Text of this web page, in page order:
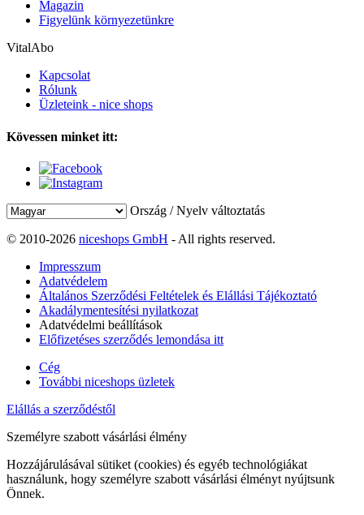
Magazin
Figyelünk környezetünkre
VitalAbo
Kapcsolat
Rólunk
Üzleteink - nice shops
Kövessen minket itt:
Ország / Nyelv változtatás
© 2010-2026 niceshops GmbH - All rights reserved.
Impresszum
Adatvédelem
Általános Szerződési Feltételek és Elállási Tájékoztató
Akadálymentesítési nyilatkozat
Adatvédelmi beállítások
Előfizetéses szerződés lemondása itt
Cég
További niceshops üzletek
Elállás a szerződéstől
Személyre szabott vásárlási élmény
Hozzájárulásával sütiket (cookies) és egyéb technológiákat
használunk, hogy személyre szabott vásárlási élményt nyújtsunk
Önnek.